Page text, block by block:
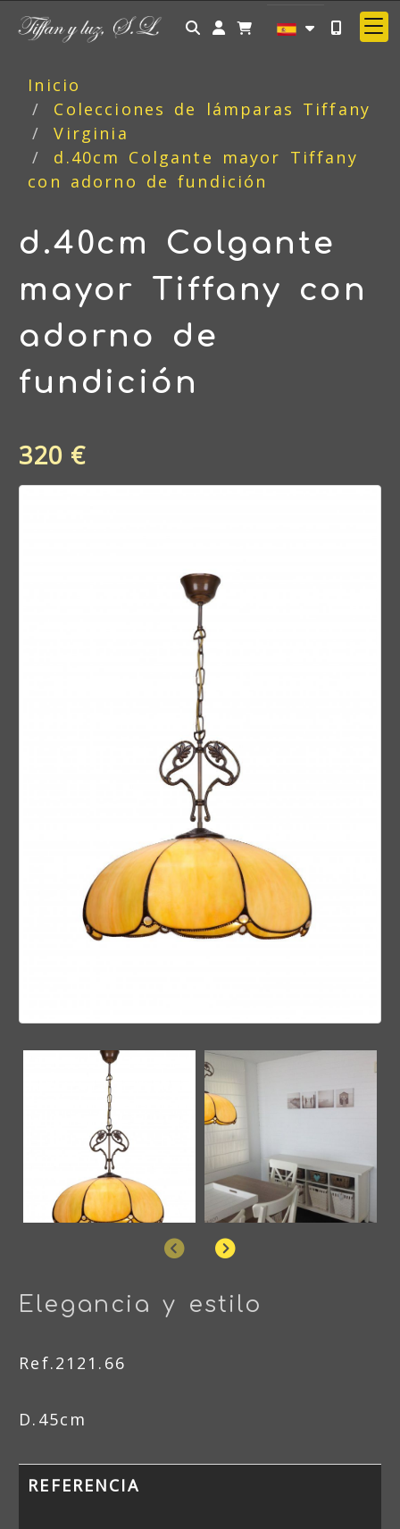
Identifícate
Inicio
Colecciones de lámparas Tiffany
Virginia
d.40cm Colgante mayor Tiffany
con adorno de fundición
d.40cm Colgante
mayor Tiffany con
adorno de
fundición
320 €
AnteriorSiguiente
Elegancia y estilo
Ref.2121.66
D.45cm
REFERENCIA